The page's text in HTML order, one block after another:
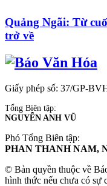
Quảng Ngãi: Từ
trở về
Giấy phép số: 37/GP-
Tổng Biên tập:
NGUYỄN ANH VŨ
Phó Tổng Biên tập:
PHAN THANH NAM,
© Bản quyền thuộc về
hình thức nếu chưa có sự